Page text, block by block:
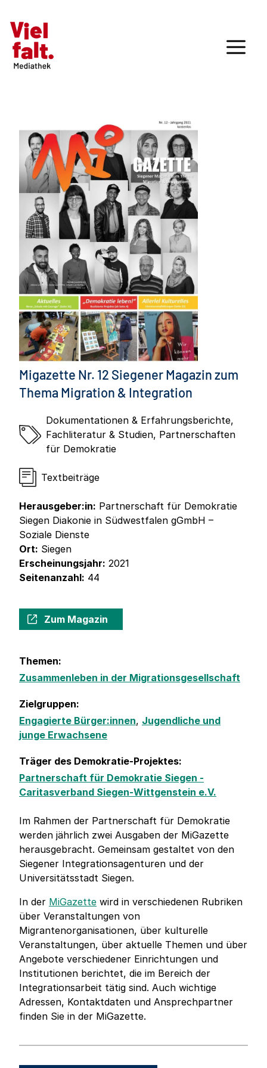
Migazette Nr. 12 Siegener Magazin zum
Thema Migration & Integration
Dokumentationen & Erfahrungsberichte,
Fachliteratur & Studien, Partnerschaften
für Demokratie
Textbeiträge
Herausgeber:in: Partnerschaft für Demokratie
Siegen Diakonie in Südwestfalen gGmbH –
Soziale Dienste
Ort: Siegen
Erscheinungsjahr: 2021
Seitenanzahl: 44
Zum Magazin
Themen:
Zusammenleben in der Migrationsgesellschaft
Zielgruppen:
Engagierte Bürger:innen, Jugendliche und
junge Erwachsene
Träger des Demokratie-Projektes:
Partnerschaft für Demokratie Siegen -
Caritasverband Siegen-Wittgenstein e.V.
Im Rahmen der Partnerschaft für Demokratie
werden jährlich zwei Ausgaben der MiGazette
herausgebracht. Gemeinsam gestaltet von den
Siegener Integrationsagenturen und der
Universitätsstadt Siegen.
In der MiGazette wird in verschiedenen Rubriken
über Veranstaltungen von
Migrantenorganisationen, über kulturelle
Veranstaltungen, über aktuelle Themen und über
Angebote verschiedener Einrichtungen und
Institutionen berichtet, die im Bereich der
Integrationsarbeit tätig sind. Auch wichtige
Adressen, Kontaktdaten und Ansprechpartner
finden Sie in der MiGazette.